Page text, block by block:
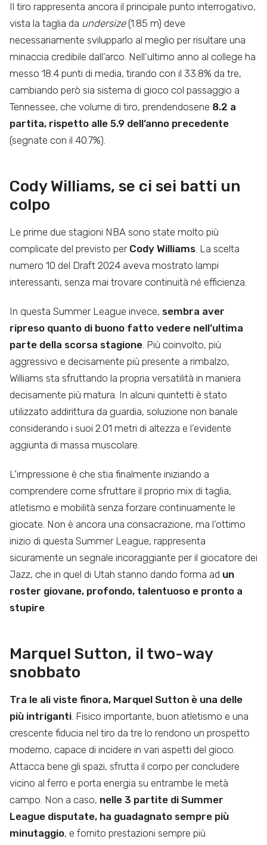
Il tiro rappresenta ancora il principale punto interrogativo,
vista la taglia da undersize (1.85 m) deve
necessariamente svilupparlo al meglio per risultare una
minaccia credibile dall’arco. Nell’ultimo anno al college ha
messo 18.4 punti di media, tirando con il 33.8% da tre,
cambiando però sia sistema di gioco col passaggio a
Tennessee, che volume di tiro, prendendosene 8.2 a
partita, rispetto alle 5.9 dell’anno precedente
(segnate con il 40.7%).
Cody Williams, se ci sei batti un
colpo
Le prime due stagioni NBA sono state molto più
complicate del previsto per Cody Williams. La scelta
numero 10 del Draft 2024 aveva mostrato lampi
interessanti, senza mai trovare continuità né efficienza.
In questa Summer League invece, sembra aver
ripreso quanto di buono fatto vedere nell’ultima
parte della scorsa stagione . Più coinvolto, più
aggressivo e decisamente più presente a rimbalzo,
Williams sta sfruttando la propria versatilità in maniera
decisamente più matura. In alcuni quintetti è stato
utilizzato addirittura da guardia, soluzione non banale
considerando i suoi 2.01 metri di altezza e l’evidente
aggiunta di massa muscolare.
L’impressione è che stia finalmente iniziando a
comprendere come sfruttare il proprio mix di taglia,
atletismo e mobilità senza forzare continuamente le
giocate. Non è ancora una consacrazione, ma l’ottimo
inizio di questa Summer League, rappresenta
sicuramente un segnale incoraggiante per il giocatore dei
Jazz, che in quel di Utah stanno dando forma ad un
roster giovane, profondo, talentuoso e pronto a
stupire
Marquel Sutton, il two-way
snobbato
Tra le ali viste finora, Marquel Sutton è una delle
più intriganti . Fisico importante, buon atletismo e una
crescente fiducia nel tiro da tre lo rendono un prospetto
moderno, capace di incidere in vari aspetti del gioco.
Attacca bene gli spazi, sfrutta il corpo per concludere
vicino al ferro e porta energia su entrambe le metà
campo. Non a caso, nelle 3 partite di Summer
League disputate, ha guadagnato sempre più
minutaggio, e fornito prestazioni sempre più